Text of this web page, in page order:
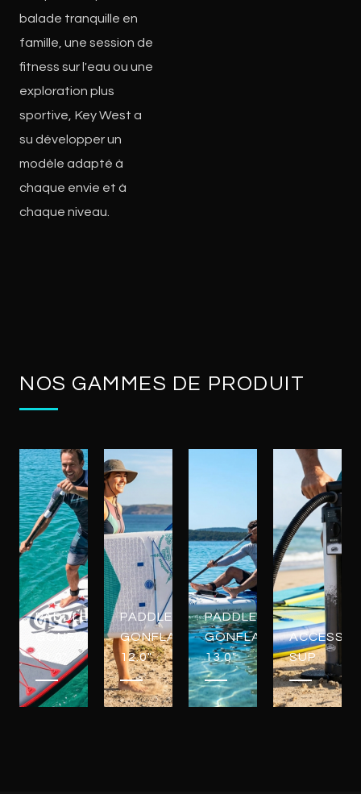
balade tranquille en
famille, une session de
fitness sur l'eau ou une
exploration plus
sportive, Key West a
su développer un
modèle adapté à
chaque envie et à
chaque niveau.
NOS GAMMES DE PRODUIT
PADDLES
GONFLABLES
11.0"
PADDLES
GONFLABLES
12.0"
PADDLES
GONFLABLES
13.0"
SUP